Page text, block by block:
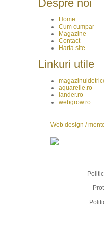
Despre noi
Home
Cum cumpar
Magazine
Contact
Harta site
Linkuri utile
aquarelle.ro
lander.ro
webgrow.ro
Web design /